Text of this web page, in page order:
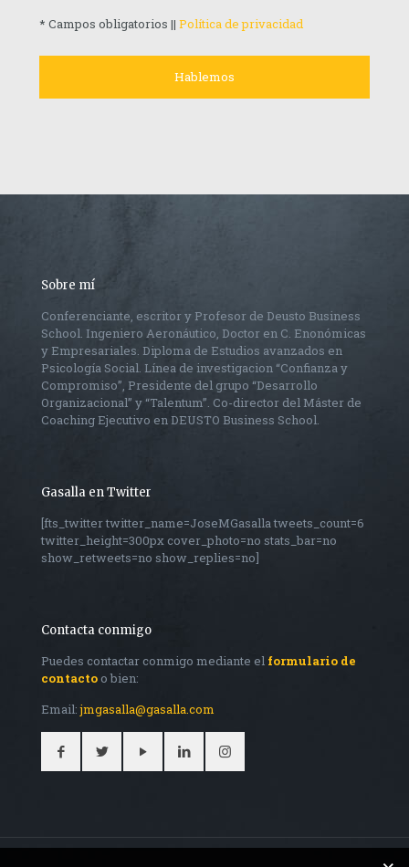
* Campos obligatorios || Política de privacidad
Sobre mí
Conferenciante, escritor y Profesor de Deusto Business
School. Ingeniero Aeronáutico, Doctor en C. Enonómicas
y Empresariales. Diploma de Estudios avanzados en
Psicología Social. Línea de investigacion “Confianza y
Compromiso”, Presidente del grupo “Desarrollo
Organizacional” y “Talentum”. Co-director del Máster de
Coaching Ejecutivo en DEUSTO Business School.
Gasalla en Twitter
[fts_twitter twitter_name=JoseMGasalla tweets_count=6
twitter_height=300px cover_photo=no stats_bar=no
show_retweets=no show_replies=no]
Contacta conmigo
Puedes contactar conmigo mediante el formulario de
contacto o bien:
Email:jmgasalla@gasalla.com